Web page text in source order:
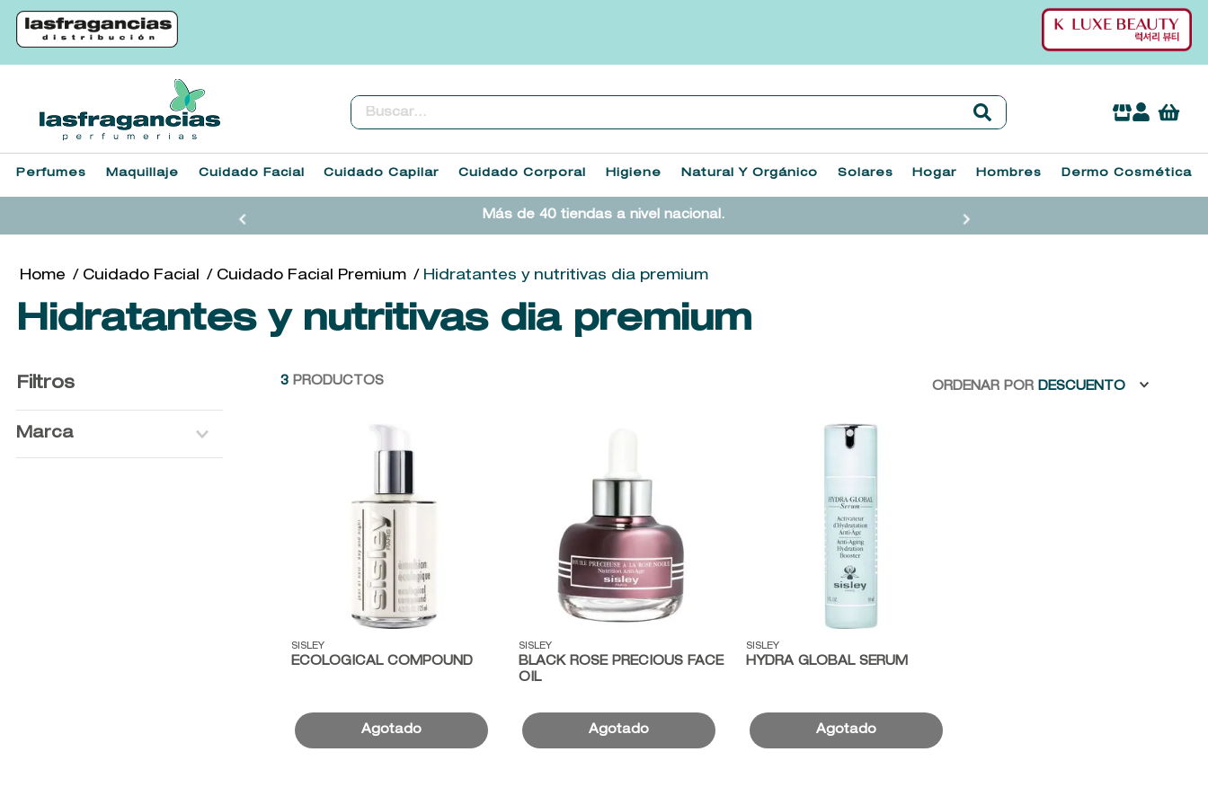
Buscar...
Perfumes Maquillaje Cuidado Facial Cuidado Capilar Cuidado Corporal Higiene Natural Y Orgánico Solares Hogar Hombres Dermo Cosmética
Más de 40 tiendas a nivel nacional.
Cuidado Facial Cuidado Facial Premium Hidratantes y nutritivas dia premium
Hidratantes y nutritivas dia premium
Filtros
Marca
3 PRODUCTOS ORDENAR POR DESCUENTO
Vista rápida
SISLEY
ECOLOGICAL COMPOUND
Vista rápida
SISLEY
BLACK ROSE PRECIOUS FACE
OIL
Vista rápida
SISLEY
HYDRA GLOBAL SERUM
1.
heathcote
sol ipanema
3.
cleanance
4.
giftset
6.
woods of windsor